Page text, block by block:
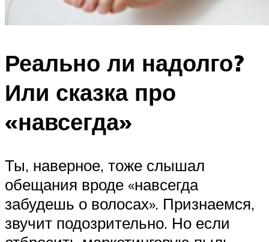
Реально ли надолго?
Или сказка про
«навсегда»
Ты, наверное, тоже слышал
обещания вроде «навсегда
забудешь о волосах». Признаемся,
звучит подозрительно. Но если